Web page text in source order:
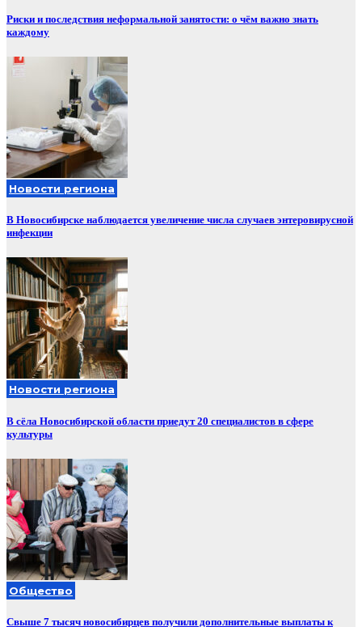
Риски и последствия неформальной занятости: о чём важно знать
каждому
Новости региона
В Новосибирске наблюдается увеличение числа случаев энтеровирусной
инфекции
Новости региона
В сёла Новосибирской области приедут 20 специалистов в сфере
культуры
Общество
Свыше 7 тысяч новосибирцев получили дополнительные выплаты к